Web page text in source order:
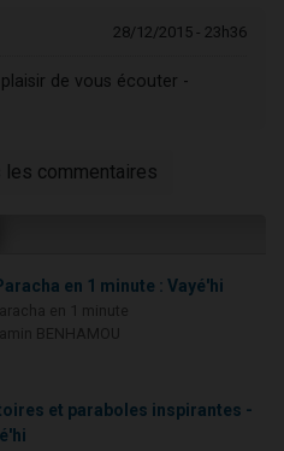
28/12/2015 - 23h36
de vous écouter -
les commentaires
en 1 minute : Vayé'hi
et paraboles inspirantes -